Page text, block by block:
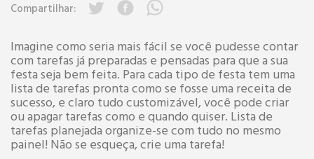
Compartilhar:
Imagine como seria mais fácil se você pudesse contar
com tarefas já preparadas e pensadas para que a sua
festa seja bem feita. Para cada tipo de festa tem uma
lista de tarefas pronta como se fosse uma receita de
sucesso, e claro tudo customizável, você pode criar
ou apagar tarefas como e quando quiser. Lista de
tarefas planejada organize-se com tudo no mesmo
painel! Não se esqueça, crie uma tarefa!